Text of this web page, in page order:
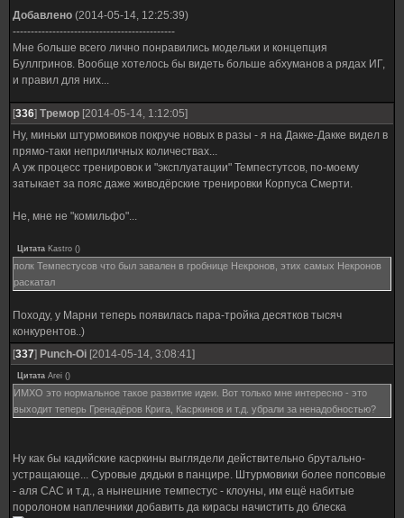
Добавлено (2014-05-14, 12:25:39)
---------------------------------------------
Мне больше всего лично понравились модельки и концепция
Буллгринов. Вообще хотелось бы видеть больше абхуманов а рядах ИГ,
и правил для них...
[336] Тремор [2014-05-14, 1:12:05]
Ну, миньки штурмовиков покруче новых в разы - я на Дакке-Дакке видел в
прямо-таки неприличных количествах...
А уж процесс тренировок и "эксплуатации" Темпестутсов, по-моему
затыкает за пояс даже живодёрские тренировки Корпуса Смерти.
Не, мне не "комильфо"...
Цитата Kastro ()
полк Темпестусов что был завален в гробнице Некронов, этих самых Некронов
раскатал
Походу, у Марни теперь появилась пара-тройка десятков тысяч
конкурентов..)
[337] Punch-Oi [2014-05-14, 3:08:41]
Цитата Arei ()
ИМХО это нормальное такое развитие идеи. Вот только мне интересно - это
выходит теперь Гренадёров Крига, Касркинов и т.д. убрали за ненадобностью?
Ну как бы кадийские касркины выглядели действительно брутально-
устращающе... Суровые дядьки в панцире. Штурмовики более попсовые
- аля САС и т.д., а нынешние темпестус - клоуны, им ещё набитые
поролоном наплечники добавить да кирасы начистить до блеска